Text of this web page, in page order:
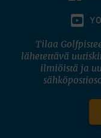
Tilaa
lähetettävä
ilmiöistä ja